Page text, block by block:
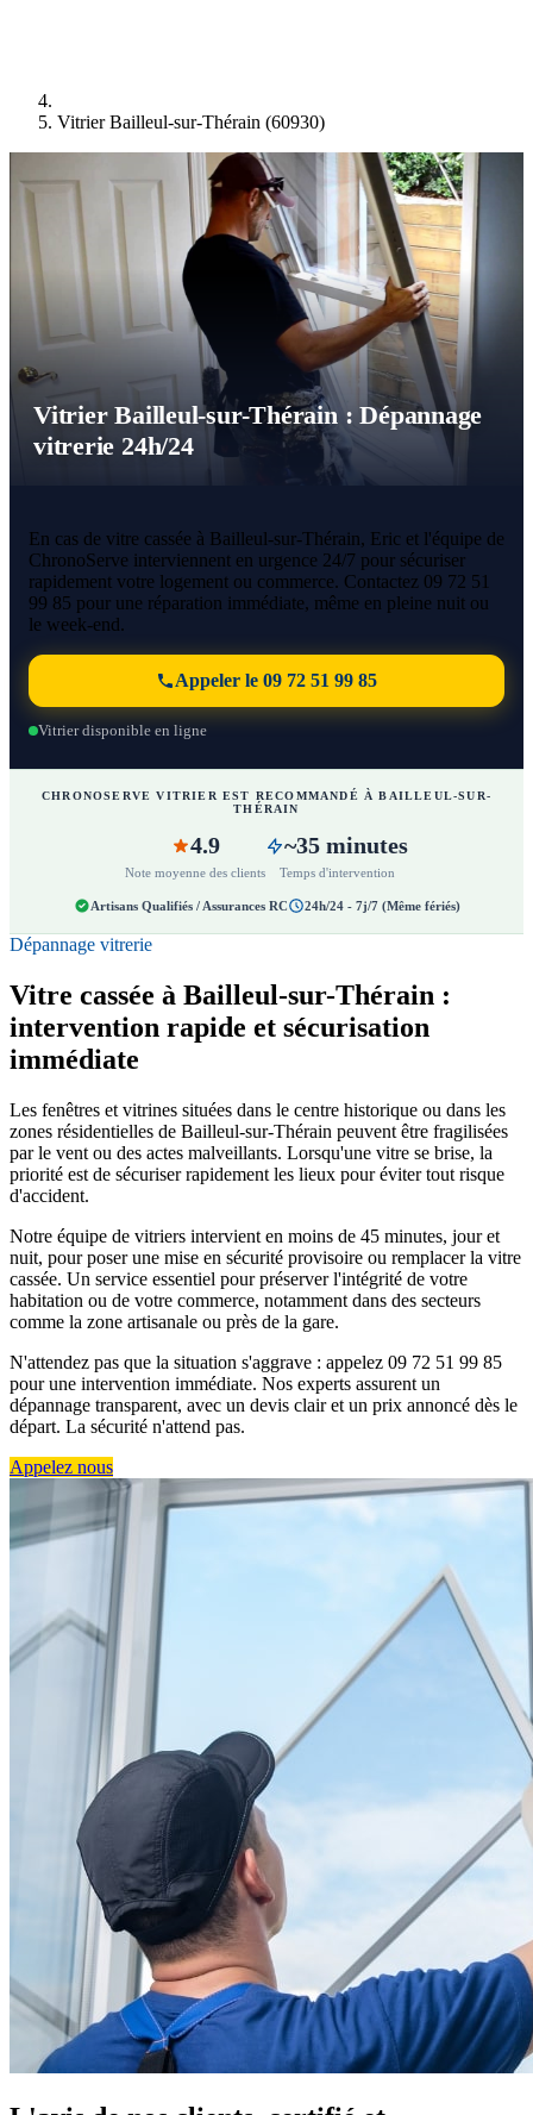
Vitrier Bailleul-sur-Thérain (60930)
Vitrier Bailleul-sur-Thérain : Dépannage
vitrerie 24h/24
En cas de vitre cassée à Bailleul-sur-Thérain, Eric et l'équipe de
ChronoServe interviennent en urgence 24/7 pour sécuriser
rapidement votre logement ou commerce. Contactez 09 72 51
99 85 pour une réparation immédiate, même en pleine nuit ou
le week-end.
Appeler le 09 72 51 99 85
Vitrier disponible en ligne
CHRONOSERVE VITRIER EST RECOMMANDÉ À BAILLEUL-SUR-
THÉRAIN
4.9
Note moyenne des clients
~35 minutes
Temps d'intervention
Artisans Qualifiés / Assurances RC 24h/24 - 7j/7 (Même fériés)
Dépannage vitrerie
Vitre cassée à Bailleul-sur-Thérain :
intervention rapide et sécurisation
immédiate
Les fenêtres et vitrines situées dans le centre historique ou dans les
zones résidentielles de Bailleul-sur-Thérain peuvent être fragilisées
par le vent ou des actes malveillants. Lorsqu'une vitre se brise, la
priorité est de sécuriser rapidement les lieux pour éviter tout risque
d'accident.
Notre équipe de vitriers intervient en moins de 45 minutes, jour et
nuit, pour poser une mise en sécurité provisoire ou remplacer la vitre
cassée. Un service essentiel pour préserver l'intégrité de votre
habitation ou de votre commerce, notamment dans des secteurs
comme la zone artisanale ou près de la gare.
N'attendez pas que la situation s'aggrave : appelez 09 72 51 99 85
pour une intervention immédiate. Nos experts assurent un
dépannage transparent, avec un devis clair et un prix annoncé dès le
départ. La sécurité n'attend pas.
Appelez nous